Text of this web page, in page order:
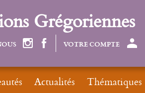
Grégoriennes
VOTRE COMPTE
Actualités Thématiques
des cookies